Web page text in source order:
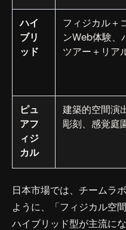
ハイ
ブリ
ッド
フィジカル＋
ンWeb体験、
ツアー＋リア
ピュ
アフ
ィジ
カル
建築的空間演
彫刻、感覚庭
日本市場では、チームラ
ように、「フィジカル空
ハイブリッド型が主流に